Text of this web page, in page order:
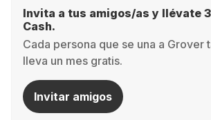
Invita a tus amigos/as y llévate
Cash.
Cada persona que se una a Grover
lleva un mes gratis.
Invitar amigos